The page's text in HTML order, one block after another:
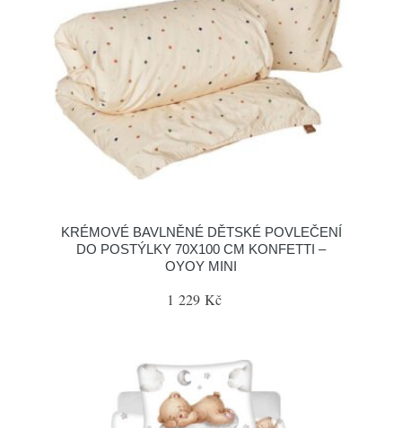
KRÉMOVÉ BAVLNĚNÉ DĚTSKÉ POVLEČENÍ
DO POSTÝLKY 70X100 CM KONFETTI –
OYOY MINI
1 229 Kč